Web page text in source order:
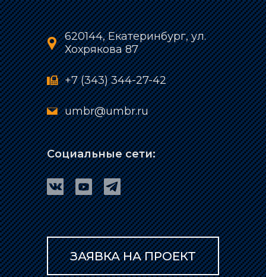
620144, Екатеринбург, ул.
Хохрякова 87
+7 (343) 344-27-42
umbr@umbr.ru
Социальные сети:
ЗАЯВКА НА ПРОЕКТ